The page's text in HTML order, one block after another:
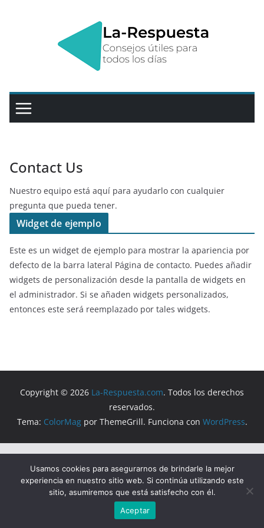
Contact Us
Nuestro equipo está aquí para ayudarlo con cualquier
pregunta que pueda tener.
Widget de ejemplo
Este es un widget de ejemplo para mostrar la apariencia por
defecto de la barra lateral Página de contacto. Puedes añadir
widgets de personalización desde la pantalla de widgets en
el administrador. Si se añaden widgets personalizados,
entonces este será reemplazado por tales widgets.
Copyright © 2026 La-Respuesta.com. Todos los derechos
reservados.
Tema: ColorMagpor ThemeGrill. Funciona con WordPress.
Usamos cookies para asegurarnos de brindarle la mejor
experiencia en nuestro sitio web. Si continúa utilizando este
sitio, asumiremos que está satisfecho con él.
Aceptar